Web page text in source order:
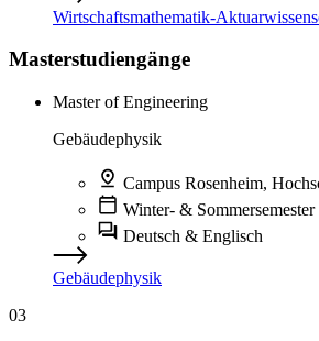
Wirtschaftsmathematik-
Masterstudiengänge
Master of Engineering
Gebäudephysik
Campus Rosenheim,
Winter- & Sommersemester
Deutsch & Englisch
Gebäudephysik
03